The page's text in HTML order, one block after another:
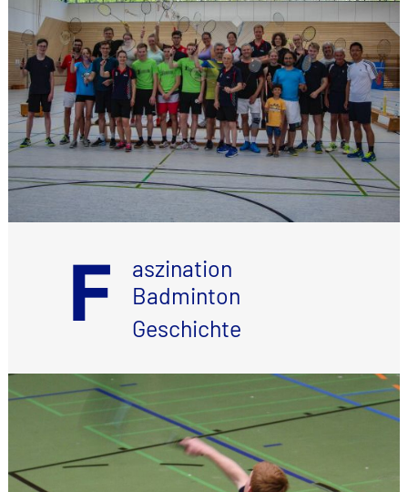
F
aszination
Badminton
Geschichte